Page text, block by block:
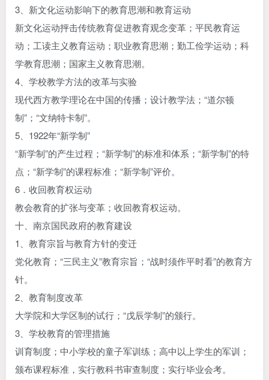
3、新文化运动影响下的教育思潮和教育运动
新文化运动抨击传统教育促进教育观念变革；平民教育运
动；工读主义教育运动；职业教育思潮；勤工俭学运动；科
学教育思潮；国家主义教育思潮。
4、学校教学方法的改革与实验
现代西方教学理论在中国的传播；设计教学法；“道尔顿
制”；“文纳特卡制”。
5、1922年“新学制”
“新学制”的产生过程；“新学制”的标准和体系；“新学制”的特
点；“新学制”的课程标准；“新学制”评价。
6．收回教育权运动
教会教育的扩张与变革；收回教育权运动。
十、南京国民政府的教育建设
1、教育宗旨与教育方针的变迁
党化教育；“三民主义”教育宗旨；“战时须作平时看”的教育方
针。
2、教育制度改革
大学院和大学区制的试行；“戊辰学制”的颁行。
3、学校教育的管理措施
训育制度；中小学校的童子军训练；高中以上学生的军训；
颁布课程标准，实行教科书审查制度；实行毕业会考。